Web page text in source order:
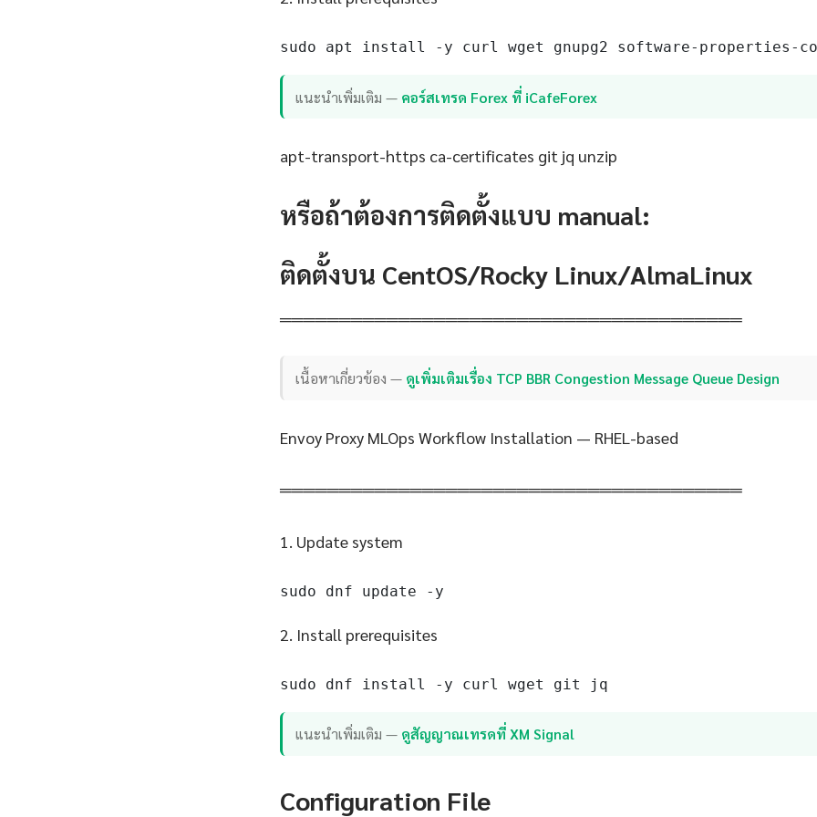
sudo apt install -y curl wget gnupg2 software-properties-
แนะนำเพิ่มเติม — คอร์สเทรด Forex ที่ iCafeForex
apt-transport-https ca-certificates git jq unzip
หรือถ้าต้องการติดตั้งแบบ manual:
ติดตั้งบน CentOS/Rocky Linux/AlmaLinux
═══════════════════════════════════════
เนื้อหาเกี่ยวข้อง — ดูเพิ่มเติมเรื่อง TCP BBR Congestion Message Queue Design
Envoy Proxy MLOps Workflow Installation — RHEL-based
═══════════════════════════════════════
1. Update system
sudo dnf update -y
2. Install prerequisites
sudo dnf install -y curl wget git jq
แนะนำเพิ่มเติม — ดูสัญญาณเทรดที่ XM Signal
Configuration File